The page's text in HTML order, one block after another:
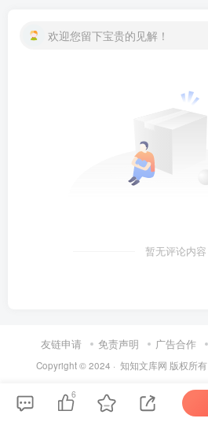
第6页 / 共35页
欢迎您留下宝贵的见解！
暂无评论内容
友链申请 免责声明 广告合作
Copyright © 2024 · 知知文库网 版权所有
6